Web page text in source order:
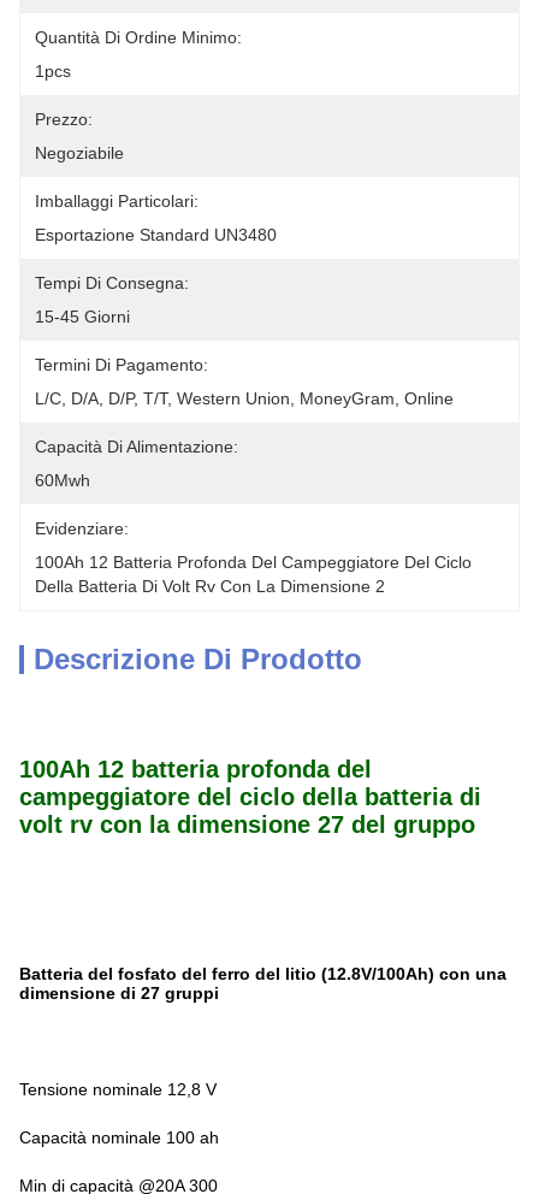
Quantità Di Ordine Minimo:
1pcs
Prezzo:
Negoziabile
Imballaggi Particolari:
Esportazione Standard UN3480
Tempi Di Consegna:
15-45 Giorni
Termini Di Pagamento:
L/C, D/A, D/P, T/T, Western Union, MoneyGram, Online
Capacità Di Alimentazione:
60Mwh
Evidenziare:
100Ah 12 Batteria Profonda Del Campeggiatore Del Ciclo
Della Batteria Di Volt Rv Con La Dimensione 2
Descrizione Di Prodotto
100Ah 12 batteria profonda del
campeggiatore del ciclo della batteria di
volt rv con la dimensione 27 del gruppo
Batteria del fosfato del ferro del litio (12.8V/100Ah) con una
dimensione di 27 gruppi
Tensione nominale 12,8 V
Capacità nominale 100 ah
Min di capacità @20A 300